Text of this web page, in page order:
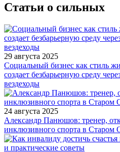
Статьи о сильных
29 августа 2025
Социальный бизнес как стиль
создает безбарьерную среду
вездеходы
24 августа 2025
Александр Панюшов: тренер,
инклюзивного спорта в Старом